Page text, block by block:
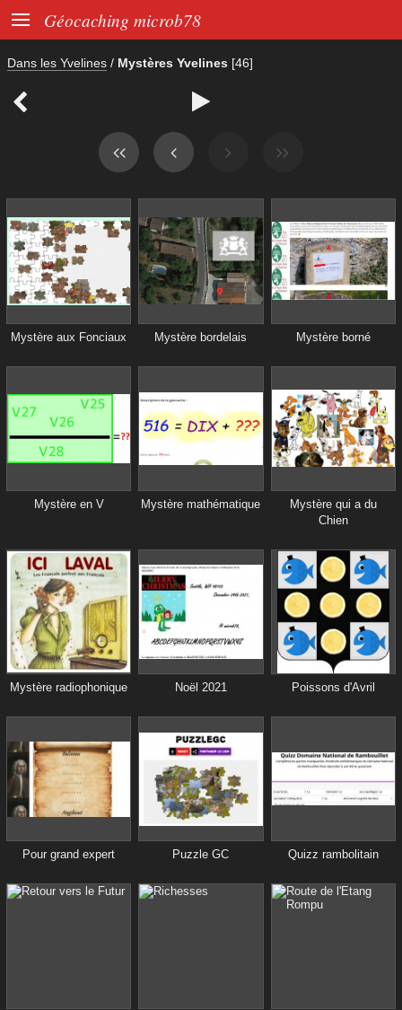
 Géocaching microb78
Dans les Yvelines / Mystères Yvelines [46]
 
Mystère aux Fonciaux Mystère bordelais Mystère borné
Mystère en V Mystère mathématique
Mystère qui a du
Chien
Mystère radiophonique Noël 2021 Poissons d'Avril
Pour grand expert Puzzle GC Quizz rambolitain